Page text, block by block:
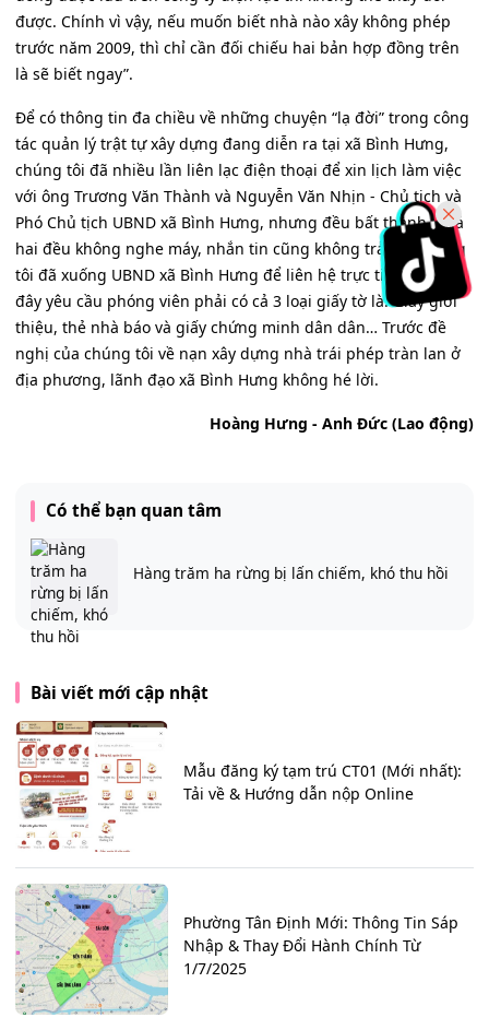
được. Chính vì vậy, nếu muốn biết nhà nào xây không phép
trước năm 2009, thì chỉ cần đối chiếu hai bản hợp đồng trên
là sẽ biết ngay”.
Để có thông tin đa chiều về những chuyện “lạ đời” trong công
tác quản lý trật tự xây dựng đang diễn ra tại xã Bình Hưng,
chúng tôi đã nhiều lần liên lạc điện thoại để xin lịch làm việc
với ông Trương Văn Thành và Nguyễn Văn Nhịn - Chủ tịch và
Phó Chủ tịch UBND xã Bình Hưng, nhưng đều bất thành vì cả
hai đều không nghe máy, nhắn tin cũng không trả lời. Chúng
tôi đã xuống UBND xã Bình Hưng để liên hệ trực tiếp, thì nơi
đây yêu cầu phóng viên phải có cả 3 loại giấy tờ là: Giấy giới
thiệu, thẻ nhà báo và giấy chứng minh dân dân… Trước đề
nghị của chúng tôi về nạn xây dựng nhà trái phép tràn lan ở
địa phương, lãnh đạo xã Bình Hưng không hé lời.
Hoàng Hưng - Anh Đức (Lao động)
Có thể bạn quan tâm
Hàng trăm ha rừng bị lấn chiếm, khó thu hồi
Bài viết mới cập nhật
Mẫu đăng ký tạm trú CT01 (Mới nhất):
Tải về & Hướng dẫn nộp Online
Phường Tân Định Mới: Thông Tin Sáp
Nhập & Thay Đổi Hành Chính Từ
1/7/2025